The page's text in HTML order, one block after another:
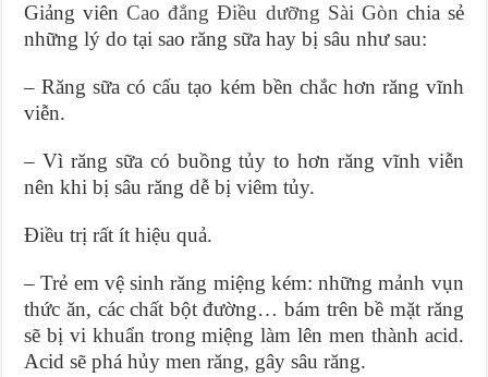
Giảng viênCao đẳng Điều dưỡng Sài Gòn chia sẻ
những lý do tại sao răng sữa hay bị sâu như sau:
– Răng sữa có cấu tạo kém bền chắc hơn răng vĩnh
viễn.
– Vì răng sữa có buồng tủy to hơn răng vĩnh viễn
nên khi bị sâu răng dễ bị viêm tủy.
Điều trị rất ít hiệu quả.
– Trẻ em vệ sinh răng miệng kém: những mảnh vụn
thức ăn, các chất bột đường… bám trên bề mặt răng
sẽ bị vi khuẩn trong miệng làm lên men thành acid.
Acid sẽ phá hủy men răng, gây sâu răng.